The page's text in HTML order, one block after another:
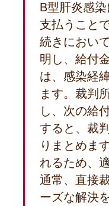
B型肝炎感
支払うこと
続きにおい
明し、給付
は、感染経
ます。裁判
し、次の給
すると、裁
りまとめま
れるため、
通常、直接
ーズな解決